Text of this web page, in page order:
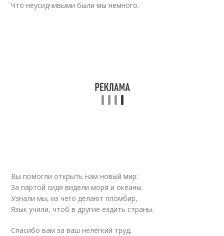
Что неусидчивыми были мы немного.
Вы помогли открыть нам новый мир:
За партой сидя видели моря и океаны.
Узнали мы, из чего делают пломбир,
Язык учили, чтоб в другие ездить страны.
Спасибо вам за ваш нелёгкий труд,